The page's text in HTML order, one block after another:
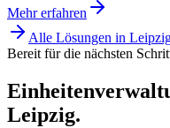
Mehr erfahren
Alle Lösungen in
Bereit für die nächsten
Leipzig.